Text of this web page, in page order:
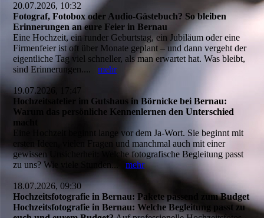
20.07.2026, 10:32
Fotograf, Fotobox oder Audio-Gästebuch? So bleiben
Erinnerungen an eure Feier in Bernau
Eine Hochzeit, ein runder Geburtstag, ein Jubiläum oder eine
Firmenfeier ist oft über Monate geplant – und dann vergeht der
eigentliche Tag viel schneller, als man erwartet hat. Was bleibt,
sind Erinnerungen....mehr
19.07.2026, 17:47
Hochzeitsatelier im Gutshaus in Börnicke bei Bernau:
Warum das persönliche Kennenlernen den Unterschied
macht
Eine Hochzeit beginnt lange vor dem Ja-Wort. Sie beginnt mit
ersten Ideen, vielen Fragen und manchmal auch mit einer
gewissen Unsicherheit: Welche fotografische Begleitung passt
zu uns? Wie viele Stunden...mehr
18.07.2026, 09:30
Hochzeitsfotografie in Bernau: Pakete passend zum Budget
Hochzeitsfotografie in Bernau: Welche Begleitung passt zu